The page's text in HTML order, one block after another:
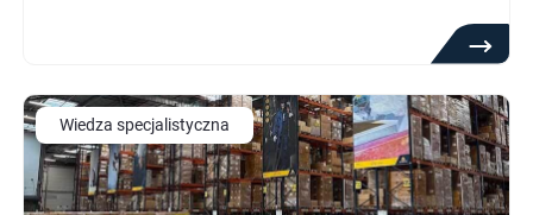
Wiedza specjalistyczna